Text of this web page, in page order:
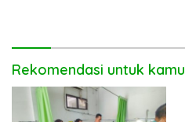
Rekomendasi untuk kamu